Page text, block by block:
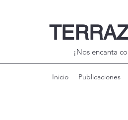
¡Nos encanta
Inicio Publicaciones